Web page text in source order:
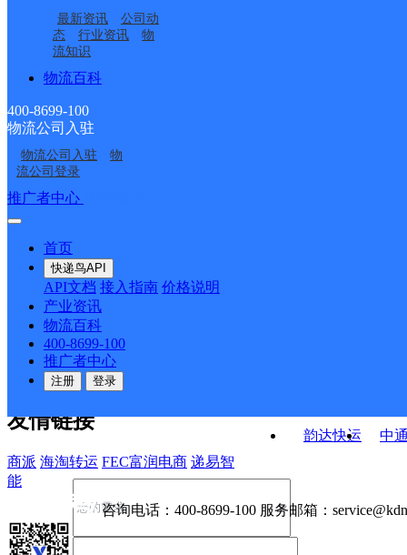
最新资讯
公司动
态
行业资讯
物
流知识
物流百科
400-8699-100
物流公司入驻
物流公司入驻
物
流公司登录
推广者中心
首页
快递鸟API
API文档 接入指南 价格说明
产业资讯
物流百科
400-8699-100
推广者中心
注册 登录
家寨分部
云南红河州蒙自公司创
泰逸然居分部
云南红河州蒙自公司原
轴承厂分部
云南红河州蒙自公司长
河分部
云南昆明市红河州蒙自
市公司绿春便民寄存
云南红河州蒙自公司龙
泰花园分部
云南红河州蒙自公司观
韵达快运
中
接口API
API接口 DEMO下载
关于我们
公司介绍 企业动态
合作伙伴 快递鸟接口服务协议
户隐私政策
友情链接
商派 海淘转运 FEC富润电商 递易智
能
咨询电话： 400-8699-100 服务邮箱：